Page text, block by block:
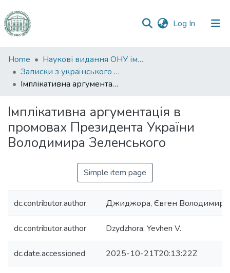
Log In (current)
Communities
&
Collections
Statistics
Home
Наукові видання ОНУ імені І. І. Мечникова
Записки з українського мовознавства
Імплікативна аргументація в промовах Президента України Володимира Зеленського
Імплікативна аргументація в
промовах Президента України
Володимира Зеленського
Simple item page
dc.contributor.author Джиджора, Євген
dc.contributor.author Dzydzhora, Yevhen V.
dc.date.accessioned 2025-10-21T20:13:22Z